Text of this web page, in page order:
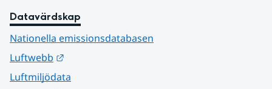
Datavärdskap
Nationella emissionsdatabasen
Luftwebb
Luftmiljödata